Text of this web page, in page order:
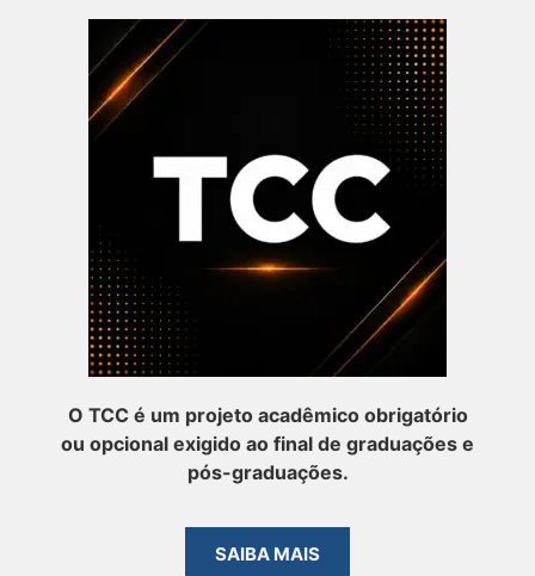
O TCC é um projeto acadêmico obrigatório
ou opcional exigido ao final de graduações e
pós-graduações.
SAIBA MAIS